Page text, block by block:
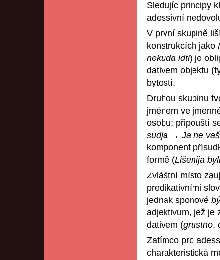
Sledujíc principy
adessivní
V první skupině
konstrukcích jako
nekuda idti) je
dativem objektu
bytostí.
Druhou skupinu
jménem ve
osobu; připouští
sudja → Ja ne
komponent
formě (Lišenija
Zvláštní místo
predikativními
jednak sponové
adjektivum, jež je
dativem (grustno,
Zatímco pro
charakteristická